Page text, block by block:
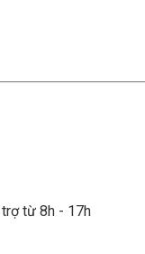
trợ từ 8h - 17h